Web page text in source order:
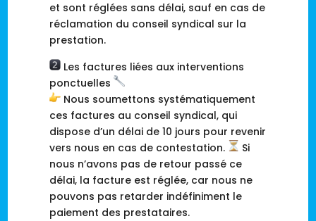
et sont réglées sans délai, sauf en cas de
réclamation du conseil syndical sur la
prestation.
Les factures liées aux interventions
ponctuelles
Nous soumettons systématiquement
ces factures au conseil syndical, qui
dispose d’un délai de 10 jours pour revenir
vers nous en cas de contestation.
Si
nous n’avons pas de retour passé ce
délai, la facture est réglée, car nous ne
pouvons pas retarder indéfiniment le
paiement des prestataires.